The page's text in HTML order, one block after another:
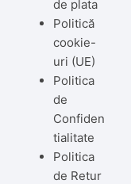
de plata
Politică
cookie-
uri (UE)
Politica
de
Confiden
tialitate
Politica
de Retur